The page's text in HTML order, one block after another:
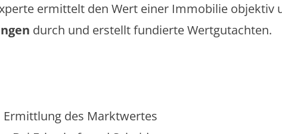
ermittelt den Wert einer Immobilie objektiv
durch und erstellt fundierte Wertgutachten.
Ermittlung des Marktwertes